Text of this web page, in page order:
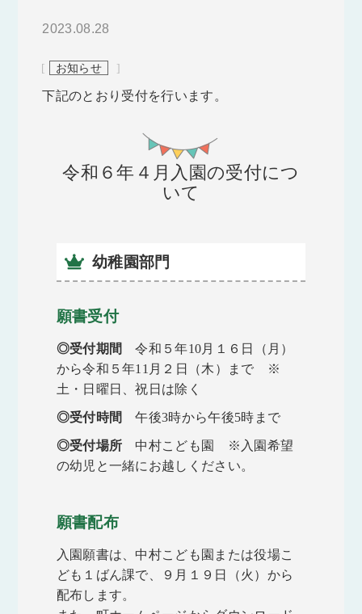
2023.08.28
[ お知らせ ]
下記のとおり受付を行います。
令和６年４月入園の受付につ
いて
幼稚園部門
願書受付
◎受付期間
令和５年10月１６日（月）
から令和５年11月２日（木）まで ※
土・日曜日、祝日は除く
◎受付時間 午後3時から午後5時まで
◎受付場所 中村こども園 ※入園希望
の幼児と一緒にお越しください。
願書配布
入園願書は、中村こども園または役場こ
ども１ばん課で、９月１９日（火）から
配布します。